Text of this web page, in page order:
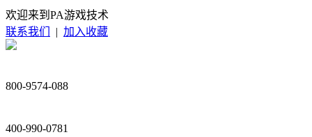
欢迎来到PA游戏技术
联系我们
| 加入收藏
800-9574-088
400-990-0781